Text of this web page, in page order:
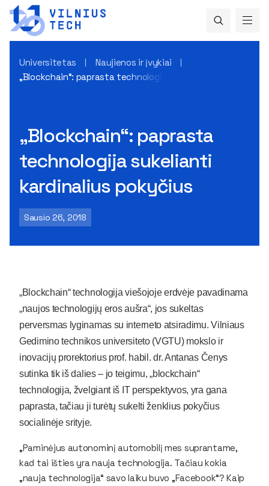
Universitetas
Naujienos ir įvykiai
„Blockchain“: paprasta technologija sukelianti kardinalius
„Blockchain“: paprasta
technologija sukelianti
kardinalius pokyčius
Sausio 26, 2018
„Blockchain“ technologija viešojoje erdvėje pavadinama
„naujos technologijų eros aušra“, jos sukeltas
perversmas lyginamas su interneto atsiradimu. Vilniaus
Gedimino technikos universiteto (VGTU) mokslo ir
inovacijų prorektorius prof. habil. dr. Antanas Čenys
sutinka tik iš dalies – jo teigimu, „blockchain“
technologija, žvelgiant iš IT perspektyvos, yra gana
paprasta, tačiau ji turėtų sukelti ženklius pokyčius
socialinėje srityje.
„Paminėjus autonominį automobilį mes suprantame,
kad tai išties yra nauja technologija. Tačiau kokia
„nauja technologija“ savo laiku buvo „Facebook“? Kaip